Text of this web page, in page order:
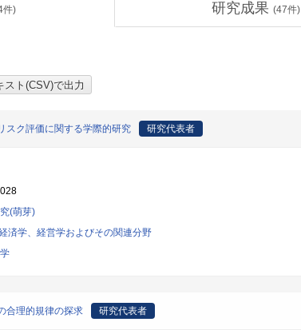
件) 研究成果 (47件)
スク評価に関する学際的研究 研究代表者
(萌芽)
済学、経営学およびその関連分野
合理的規律の探求 研究代表者